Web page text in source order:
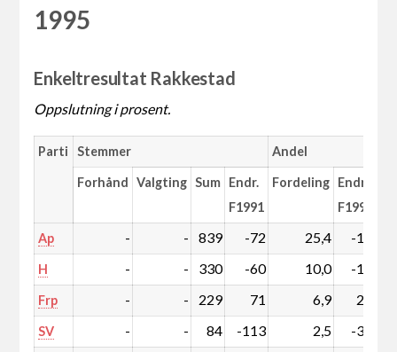
1995
Enkeltresultat Rakkestad
Oppslutning i prosent.
Parti Stemmer Andel
Forhånd Valgting Sum Endr.
F1991
Fordeling Endr.
F1991
Ap - - 839 -72 25,4 -1,0
H - - 330 -60 10,0 -1,3
Frp - - 229 71 6,9 2,3
SV - - 84 -113 2,5 -3,2